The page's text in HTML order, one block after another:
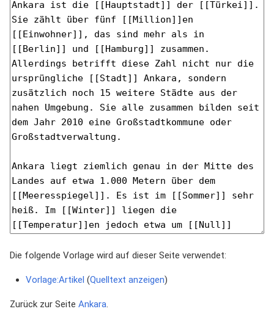
Die folgende Vorlage wird auf dieser Seite verwendet:
Vorlage:Artikel (Quelltext anzeigen)
Zurück zur Seite Ankara.